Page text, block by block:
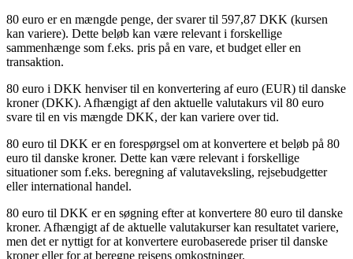
80 euro er en mængde penge, der svarer til 597,87 DKK (kursen
kan variere). Dette beløb kan være relevant i forskellige
sammenhænge som f.eks. pris på en vare, et budget eller en
transaktion.
80 euro i DKK henviser til en konvertering af euro (EUR) til danske
kroner (DKK). Afhængigt af den aktuelle valutakurs vil 80 euro
svare til en vis mængde DKK, der kan variere over tid.
80 euro til DKK er en forespørgsel om at konvertere et beløb på 80
euro til danske kroner. Dette kan være relevant i forskellige
situationer som f.eks. beregning af valutaveksling, rejsebudgetter
eller international handel.
80 euro til DKK er en søgning efter at konvertere 80 euro til danske
kroner. Afhængigt af de aktuelle valutakurser kan resultatet variere,
men det er nyttigt for at konvertere eurobaserede priser til danske
kroner eller for at beregne rejsens omkostninger.